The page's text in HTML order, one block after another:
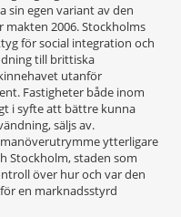
sin egen variant av den
2006. Stockholms
för social integration och
till brittiska
utanför
Fastigheter både inom
i syfte att bättre kunna
säljs av.
ytterligare
Stockholm, staden som
över hur och var den
en marknadsstyrd